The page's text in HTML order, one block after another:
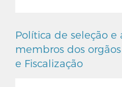
Política de seleção e
membros dos
e Fiscalização